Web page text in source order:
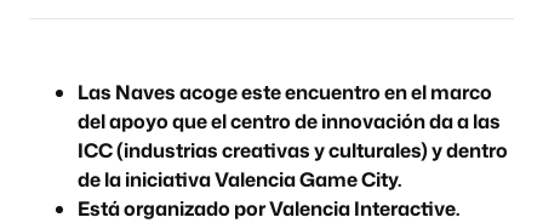
Las Naves acoge este encuentro en el marco
del apoyo que el centro de innovación da a las
ICC (industrias creativas y culturales) y dentro
de la iniciativa Valencia Game City.
Está organizado por Valencia Interactive.